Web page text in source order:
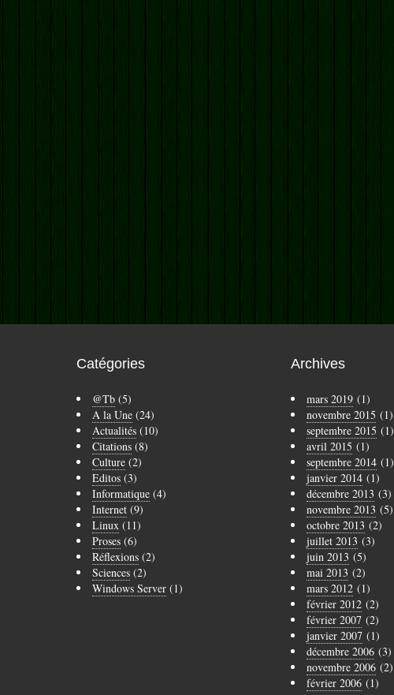
Catégories
@Tb(5)
A la Une(24)
Actualités(10)
Citations(8)
Culture(2)
Editos(3)
Informatique(4)
Internet(9)
Linux(11)
Proses(6)
Réflexions(2)
Sciences(2)
Windows Server(1)
Archives
mars 2019(1)
novembre 2015 (1)
septembre 2015 (1)
avril 2015 (1)
septembre 2014(1)
janvier 2014(1)
décembre 2013 (3)
novembre 2013 (5)
octobre 2013 (2)
juillet 2013 (3)
juin 2013 (5)
mai 2013 (2)
mars 2012(1)
février 2012(2)
février 2007(2)
janvier 2007(1)
décembre 2006(3)
novembre 2006(2)
février 2006(1)